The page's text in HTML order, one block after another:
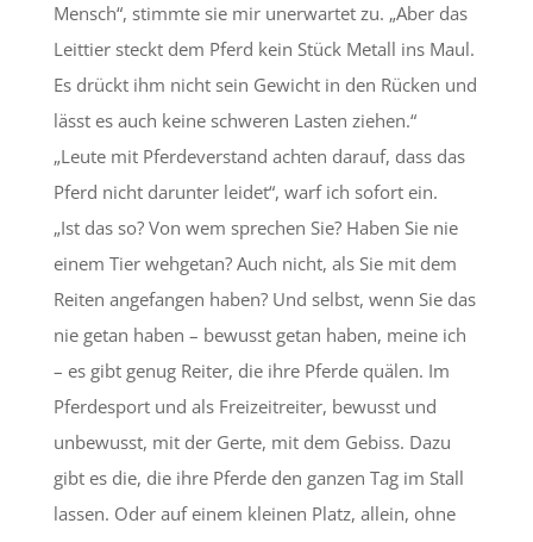
Mensch“, stimmte sie mir unerwartet zu. „Aber das
Leittier steckt dem Pferd kein Stück Metall ins Maul.
Es drückt ihm nicht sein Gewicht in den Rücken und
lässt es auch keine schweren Lasten ziehen.“
„Leute mit Pferdeverstand achten darauf, dass das
Pferd nicht darunter leidet“, warf ich sofort ein.
„Ist das so? Von wem sprechen Sie? Haben Sie nie
einem Tier wehgetan? Auch nicht, als Sie mit dem
Reiten angefangen haben? Und selbst, wenn Sie das
nie getan haben – bewusst getan haben, meine ich
– es gibt genug Reiter, die ihre Pferde quälen. Im
Pferdesport und als Freizeitreiter, bewusst und
unbewusst, mit der Gerte, mit dem Gebiss. Dazu
gibt es die, die ihre Pferde den ganzen Tag im Stall
lassen. Oder auf einem kleinen Platz, allein, ohne